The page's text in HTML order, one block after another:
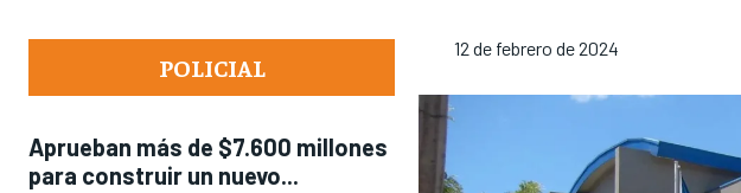
POLICIAL
Aprueban más de $7.600 millones
para construir un nuevo...
12 de febrero de 2024